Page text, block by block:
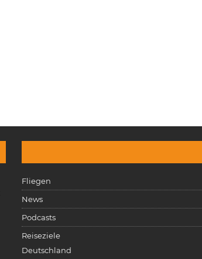
Fliegen
News
Podcasts
Reiseziele
Deutschland